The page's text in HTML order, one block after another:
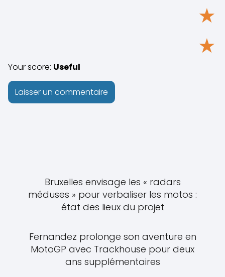
★
★
Your score: Useful
Bruxelles envisage les « radars
méduses » pour verbaliser les motos :
état des lieux du projet
Fernandez prolonge son aventure en
MotoGP avec Trackhouse pour deux
ans supplémentaires